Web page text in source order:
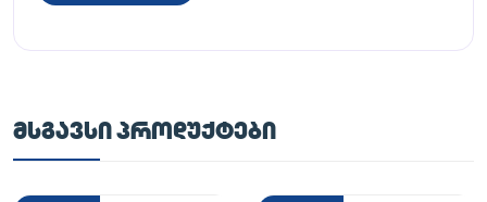
ᲛᲡᲒᲐᲕᲡᲘ ᲞᲠᲝᲓᲣᲥᲢᲔᲑᲘ